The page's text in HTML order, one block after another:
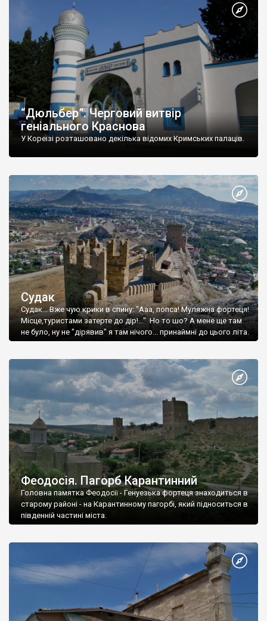
“Дюльбер”. Черговий витвір
геніального Краснова
У Кореїзі розташовано декілька відомих Кримських палаців.
Судак
Судак... Вже чую крики в спину: "Ааа, попса! Муляжна фортеця!
Місце,туристами затерте до дір!..." Но то шо? А мене ще там
не було, ну не "дірявив" я там нічого... принаймні до цього літа.
Феодосія. Пагорб Карантинний
Головна памятка Феодосії - Генуезька фортеця знаходиться в
старому районі - на Карантинному пагорбі, який підноситься в
південній частині міста.